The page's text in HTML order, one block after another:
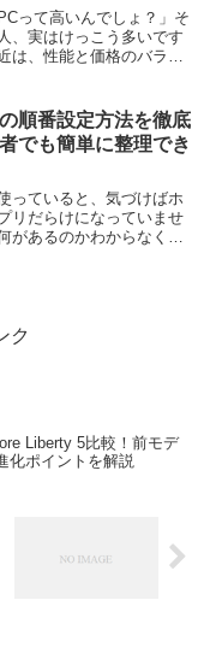
って高いんでしょ？」そ
、実はけっこう多いです
は、性能と価格のバラン
きるモデルはたくさんあ
記...
順番設定方法を徹底
でも簡単に整理でき
っていると、気づけばホ
リだらけになっていませ
があるのかわからなくな
ク
Liberty 5比較！前モデ
化ポイントを解説